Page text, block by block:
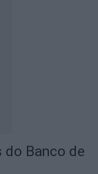
do Banco de